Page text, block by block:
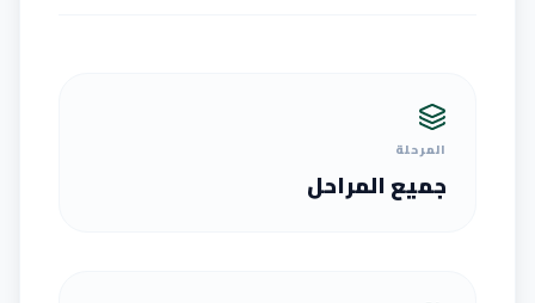
المرحلة
جميع المراحل